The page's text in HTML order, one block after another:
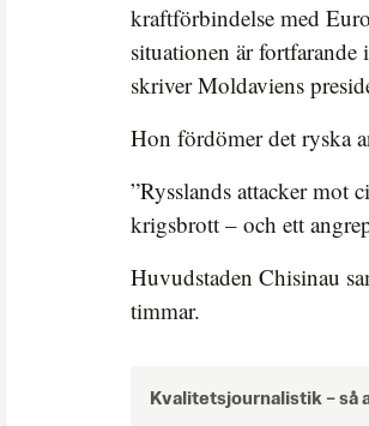
kraftförbindelse med
situationen är fortfarande
skriver Moldaviens
Hon fördömer det ryska
”Rysslands attacker mot
krigsbrott – och ett
Huvudstaden Chisinau
timmar.
Kvalitetsjournalistik – så